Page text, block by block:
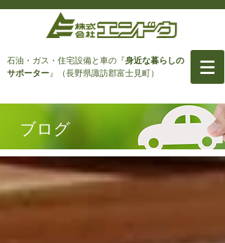
石油・ガス・住宅設備と車の『身近な暮らしの
サポーター』（長野県諏訪郡富士見町）
ブログ